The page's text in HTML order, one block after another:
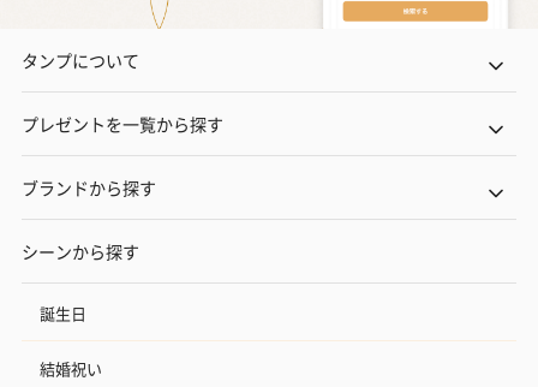
タンプについて
プレゼントを一覧から探す
ブランドから探す
シーンから探す
誕生日
結婚祝い